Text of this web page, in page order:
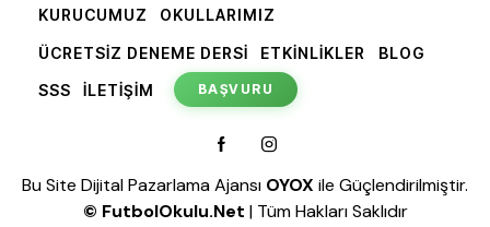
KURUCUMUZ OKULLARIMIZ
ÜCRETSİZ DENEME DERSİ ETKİNLİKLER BLOG
SSS İLETİŞİM BAŞVURU
Bu Site Dijital Pazarlama Ajansı OYOX ile Güçlendirilmiştir.
© FutbolOkulu.Net | Tüm Hakları Saklıdır